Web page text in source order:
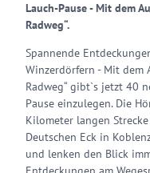
Lauch-Pause - Mit dem
Radweg“.
Spannende
Winzerdörfern - Mit dem
Radweg“ gibt`s jetzt 40
Pause einzulegen. Die
Kilometer langen
Deutschen Eck in
und lenken den Blick